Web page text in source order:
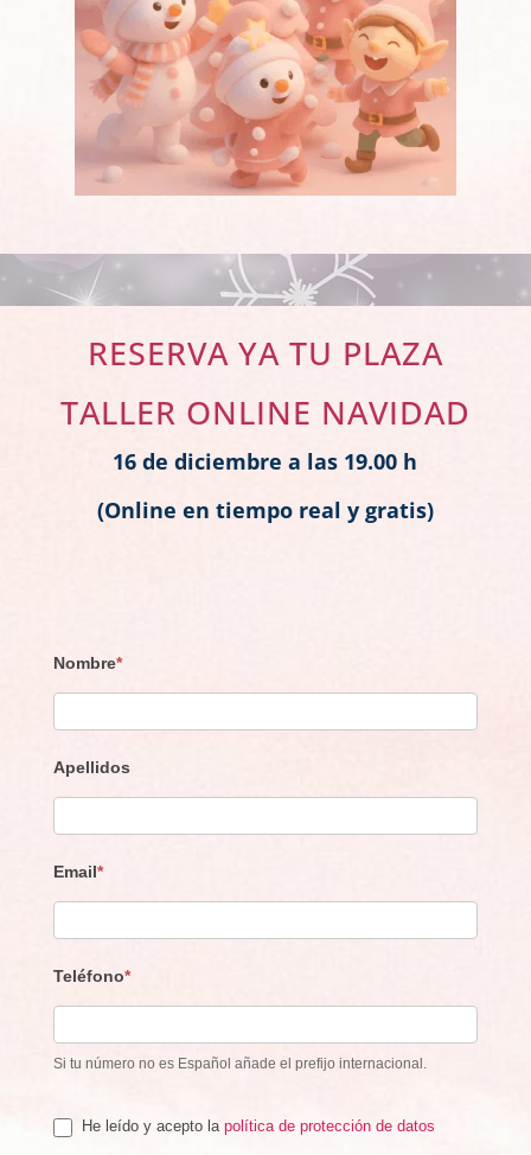
RESERVA YA TU PLAZA
TALLER ONLINE NAVIDAD
16 de diciembre a las 19.00 h
(Online en tiempo real y gratis)
Eventos
Crearte
Navidad)
Nombre*
Apellidos
Email*
Teléfono*
Si tu número no es Español añade el prefijo internacional.
He leído y acepto la política de protección de datos